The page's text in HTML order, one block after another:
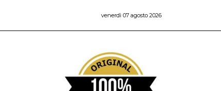
venerdì 07 agosto 2026